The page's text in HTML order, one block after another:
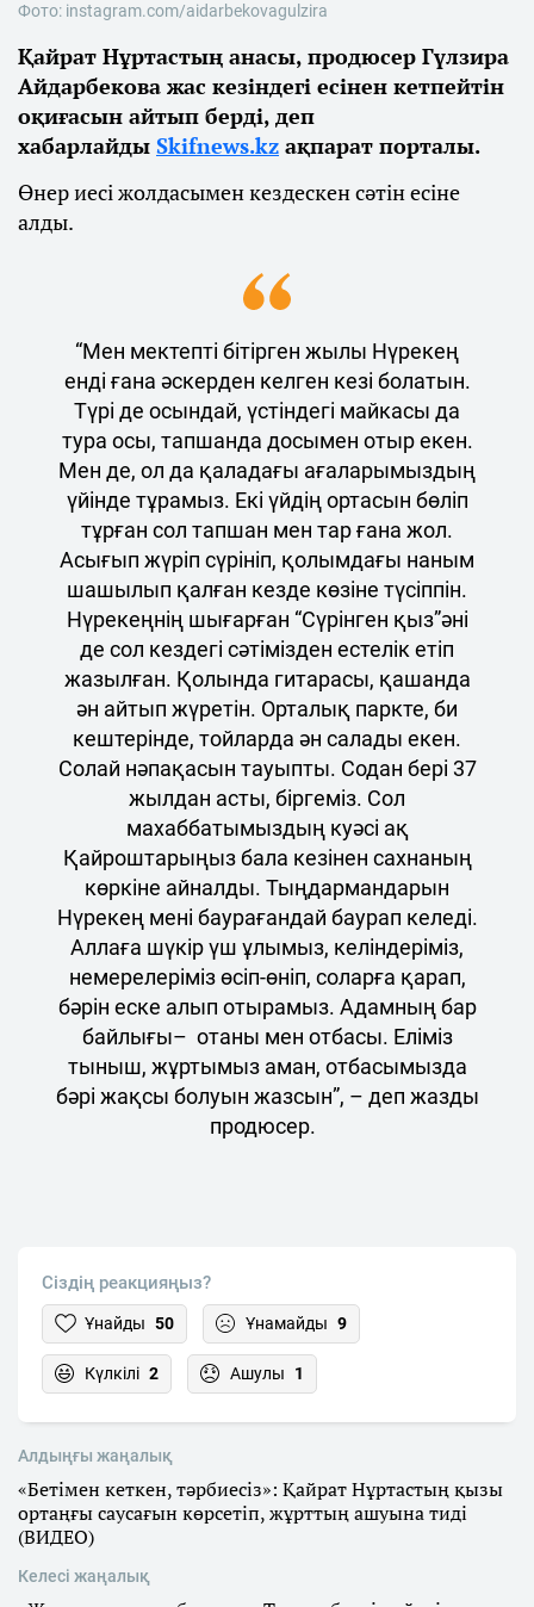
Фото: instagram.com/aidarbekovagulzira
Қайрат Нұртастың анасы, продюсер Гүлзира
Айдарбекова жас кезіндегі есінен кетпейтін
оқиғасын айтып берді, деп
хабарлайды Skifnews.kz ақпарат порталы.
Өнер иесі жолдасымен кездескен сәтін есіне
алды.
“Мен мектепті бітірген жылы Нүрекең
енді ғана әскерден келген кезі болатын.
Түрі де осындай, үстіндегі майкасы да
тура осы, тапшанда досымен отыр екен.
Мен де, ол да қаладағы ағаларымыздың
үйінде тұрамыз. Екі үйдің ортасын бөліп
тұрған сол тапшан мен тар ғана жол.
Асығып жүріп сүрініп, қолымдағы наным
шашылып қалған кезде көзіне түсіппін.
Нүрекеңнің шығарған “Сүрінген қыз”әні
де сол кездегі сәтімізден естелік етіп
жазылған. Қолында гитарасы, қашанда
ән айтып жүретін. Орталық паркте, би
кештерінде, тойларда ән салады екен.
Солай нәпақасын тауыпты. Содан бері 37
жылдан асты, біргеміз. Сол
махаббатымыздың куәсі ақ
Қайроштарыңыз бала кезінен сахнаның
көркіне айналды. Тыңдармандарын
Нүрекең мені баурағандай баурап келеді.
Аллаға шүкір үш ұлымыз, келіндеріміз,
немерелеріміз өсіп-өніп, соларға қарап,
бәрін еске алып отырамыз. Адамның бар
байлығы– отаны мен отбасы. Еліміз
тыныш, жұртымыз аман, отбасымызда
бәрі жақсы болуын жазсын”, – деп жазды
продюсер.
Сіздің реакцияңыз?
Ұнайды 50 Ұнамайды 9
Күлкілі 2 Ашулы 1
Алдыңғы жаңалық
«Бетімен кеткен, тәрбиесіз»: Қайрат Нұртастың қызы
ортаңғы саусағын көрсетіп, жұрттың ашуына тиді
(ВИДЕО)
Келесі жаңалық